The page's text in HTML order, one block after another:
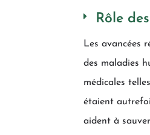
Rôle
Les avancées
des maladies
médicales
étaient
aident à